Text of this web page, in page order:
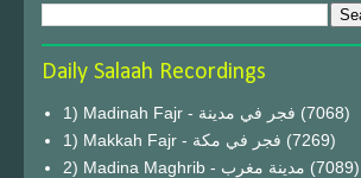
Daily Salaah Recordings
1) Madinah Fajr - فجر في مدينة (7068)
1) Makkah Fajr - فجر في مكة (7269)
2) Madina Maghrib - مدينة مغرب (7089)